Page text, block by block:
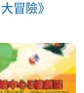
冒險》